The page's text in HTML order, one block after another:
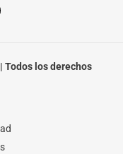
Todos los derechos